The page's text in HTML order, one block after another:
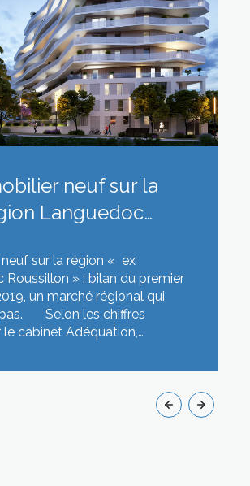
neuf sur la
semestre 2019
sur la région « ex
Roussillon » : bilan du premier
un marché régional qui
Selon les chiffres
le cabinet Adéquation,
de
l’ex-Languedoc-Roussillon
mois de l’année 2019.